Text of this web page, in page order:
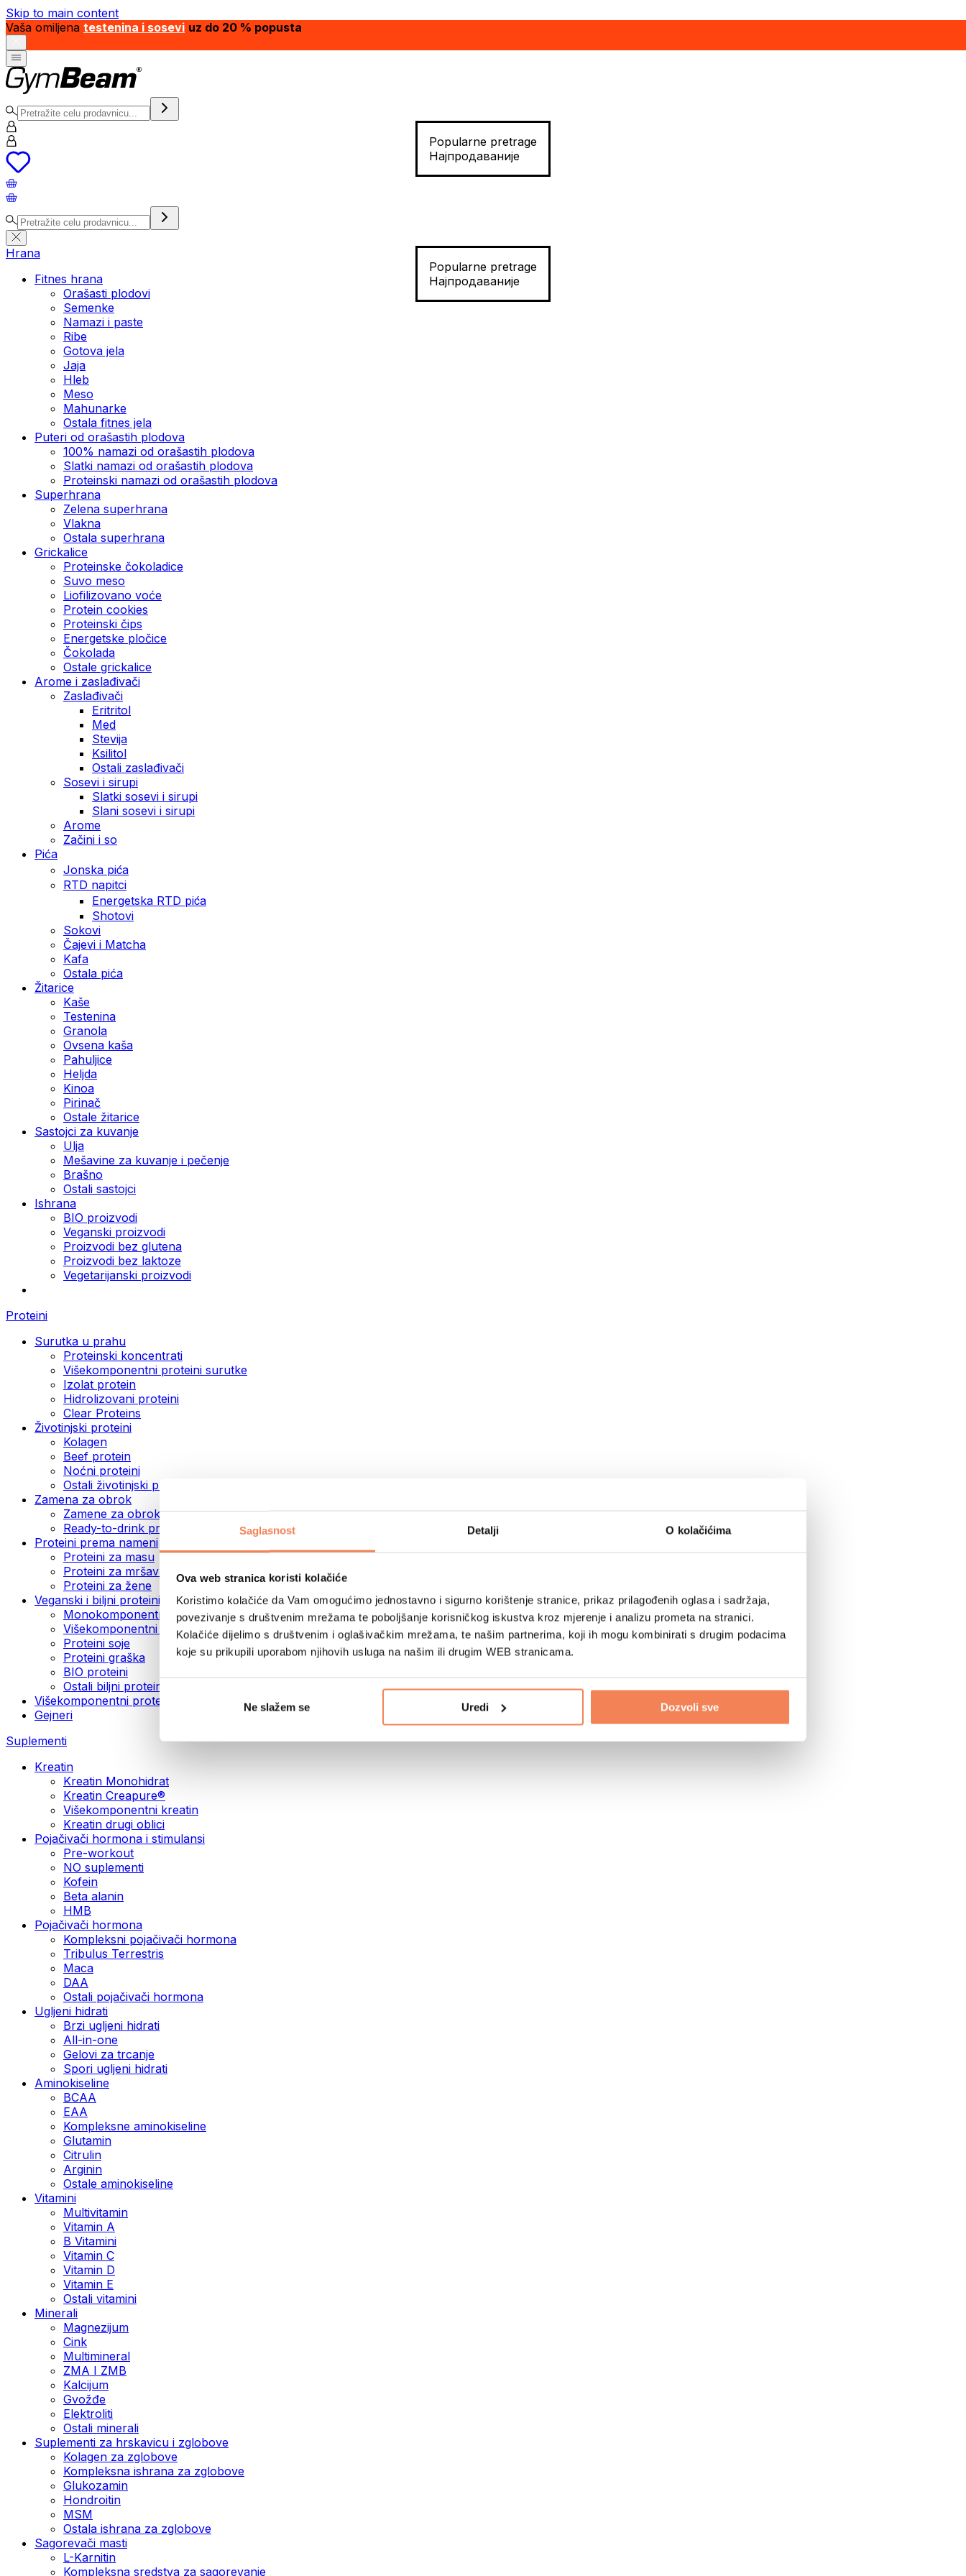
Saglasnost Detalji O kolačićima
Ova web stranica koristi kolačiće
Koristimo kolačiće da Vam omogućimo jednostavno i sigurno korištenje stranice, prikaz prilagođenih oglasa i sadržaja,
povezivanje s društvenim mrežama te poboljšanje korisničkog iskustva kroz mjerenje i analizu prometa na stranici.
Kolačiće dijelimo s društvenim i oglašivačkim mrežama, te našim partnerima, koji ih mogu kombinirati s drugim podacima
koje su prikupili uporabom njihovih usluga na našim ili drugim WEB stranicama.
Ne slažem se Uredi Dozvoli sve
Skip to main content
Vaša omiljena testenina i sosevi uz do 20 % popusta
Popularne pretrage
Најпродаваније
Popularne pretrage
Најпродаваније
Hrana
Fitnes hrana
Orašasti plodovi
Semenke
Namazi i paste
Ribe
Gotova jela
Јаја
Hleb
Meso
Mahunarke
Ostala fitnes jela
Puteri od orašastih plodova
100% namazi od orašastih plodova
Slatki namazi od orašastih plodova
Proteinski namazi od orašastih plodova
Superhrana
Zelena superhrana
Vlakna
Ostala superhrana
Grickalice
Proteinske čokoladice
Suvo meso
Liofilizovano voće
Protein cookies
Proteinski čips
Energetske pločice
Čokolada
Ostale grickalice
Arome i zaslađivači
Zaslađivači
Eritritol
Med
Stevija
Ksilitol
Ostali zaslađivači
Sosevi i sirupi
Slatki sosevi i sirupi
Slani sosevi i sirupi
Arome
Začini i so
Pića
Jonska pića
RTD napitci
Energetska RTD pića
Shotovi
Sokovi
Čajevi i Matcha
Kafa
Ostala pića
Žitarice
Kaše
Testenina
Granola
Ovsena kaša
Pahuljice
Heljda
Kinoa
Pirinač
Ostale žitarice
Sastojci za kuvanje
Ulja
Mešavine za kuvanje i pečenje
Brašno
Ostali sastojci
Ishrana
BIO proizvodi
Veganski proizvodi
Proizvodi bez glutena
Proizvodi bez laktoze
Vegetarijanski proizvodi
Proteini
Surutka u prahu
Proteinski koncentrati
Višekomponentni proteini surutke
Izolat protein
Hidrolizovani proteini
Clear Proteins
Životinjski proteini
Kolagen
Beef protein
Noćni proteini
Ostali životinjski proteini
Zamena za obrok
Zamene za obrok u prahu
Ready-to-drink proteinski napici
Proteini prema nameni
Proteini za masu
Proteini za mršavljenje
Proteini za žene
Veganski i biljni proteini
Monokomponentni veganski proteini
Višekomponentni veganski proteini
Proteini soje
Proteini graška
BIO proteini
Ostali biljni proteini
Višekomponentni proteini
Gejneri
Suplementi
Kreatin
Kreatin Monohidrat
Kreatin Creapure®
Višekomponentni kreatin
Kreatin drugi oblici
Pojačivači hormona i stimulansi
Pre-workout
NO suplementi
Kofein
Beta alanin
HMB
Pojačivači hormona
Kompleksni pojačivači hormona
Tribulus Terrestris
Maca
DAA
Ostali pojačivači hormona
Ugljeni hidrati
Brzi ugljeni hidrati
All-in-one
Gelovi za trcanje
Spori ugljeni hidrati
Aminokiseline
BCAA
ЕАА
Kompleksne aminokiseline
Glutamin
Citrulin
Arginin
Ostale aminokiseline
Vitamini
Multivitamin
Vitamin A
B Vitamini
Vitamin C
Vitamin D
Vitamin E
Ostali vitamini
Minerali
Magnezijum
Cink
Multimineral
ZMA I ZMB
Kalcijum
Gvožđe
Elektroliti
Ostali minerali
Suplementi za hrskavicu i zglobove
Kolagen za zglobove
Kompleksna ishrana za zglobove
Glukozamin
Hondroitin
MSM
Ostala ishrana za zglobove
Sagorevači masti
L-Karnitin
Kompleksna sredstva za sagorevanje